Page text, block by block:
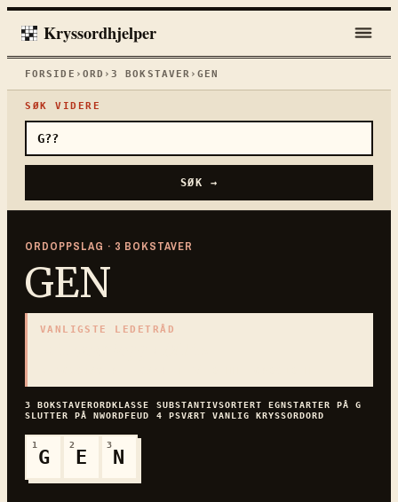
Kryssordhjelper
FORSIDE › ORD ›3 BOKSTAVER ›GEN
SØK VIDERE
SØK →
ORDOPPSLAG · 3 BOKSTAVER
GEN
VANLIGSTE LEDETRÅD
3 BOKSTAVERORDKLASSE SUBSTANTIVSORTERT EGNSTARTER PÅG
SLUTTER PÅNWORDFEUD 4 PSVÆRT VANLIG KRYSSORDORD
1
G
2
E
3
N